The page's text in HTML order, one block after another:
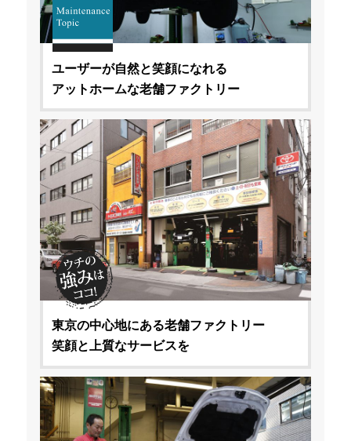
ユーザーが自然と笑顔になれる
アットホームな老舗ファクトリー
東京の中心地にある老舗ファクトリー
笑顔と上質なサービスを